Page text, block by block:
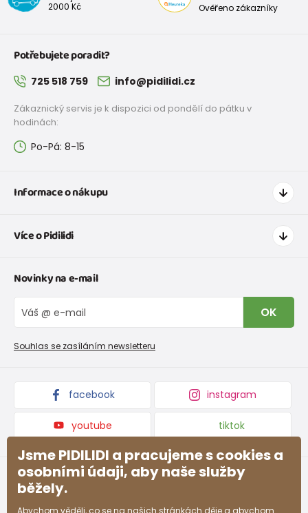
2000 Kč
Ověřeno zákazníky
Potřebujete poradit?
725 518 759 info@pidilidi.cz
Zákaznický servis je k dispozici od pondělí do pátku v
hodinách:
Po-Pá: 8-15
Informace o nákupu
Doprava a platba
Tabulka velikostí obuvi
Vrácení zboží a reklamace
Reklamační řád
Více o Pidilidi
O nás
Velkoobchod PiDiLiDi
Affiliate program
Kolekce zboží
Novinky na e-mail
OK
Souhlas se zasíláním newsletteru
facebook instagram
youtube tiktok
Jsme PIDILIDI a pracujeme s cookies a
osobními údaji, aby naše služby
běžely.
Abychom věděli, co se na našich stránkách děje a abychom